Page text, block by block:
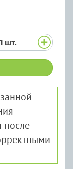
1 шт.
после